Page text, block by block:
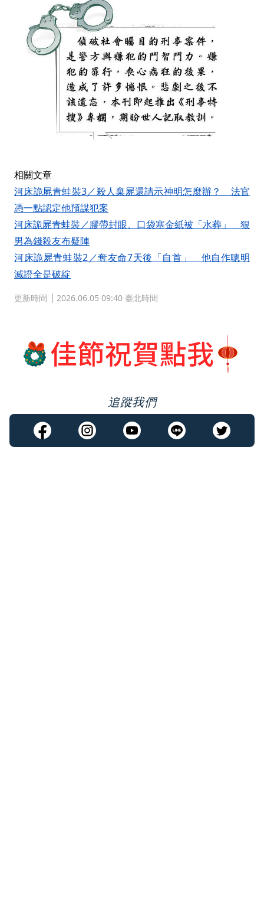
相關文章
河床詭屍青蛙裝3／殺人棄屍還請示神明怎麼辦？ 法官
憑一點認定他預謀犯案
河床詭屍青蛙裝／膠帶封眼、口袋塞金紙被「水葬」 狠
男為錢殺友布疑陣
河床詭屍青蛙裝2／奪友命7天後「自首」 他自作聰明
滅證全是破綻
更新時間 2026.06.05 09:40 臺北時間
追蹤我們